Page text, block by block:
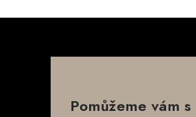
Pomůžeme vám